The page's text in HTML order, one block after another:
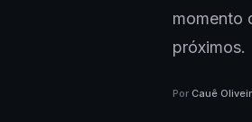
momento
próximos.
Por Cauê